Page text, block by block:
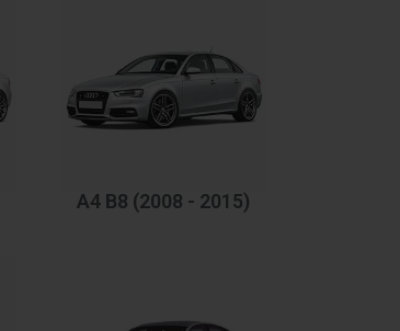
A4 B8 (2008 - 2015)